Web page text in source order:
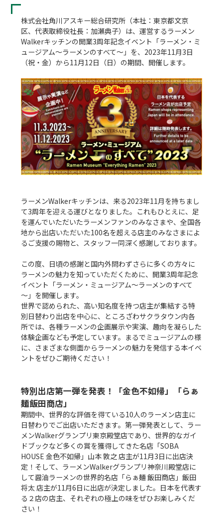
株式会社角川アスキー総合研究所（本社：東京都文京
区、代表取締役社長：加瀬典子）は、運営するラーメン
Walkerキッチンの開業3周年記念イベント「ラーメン・ミ
ュージアム～ラーメンのすべて～」を、2023年11月3日
（祝・金）から11月12日（日）の期間、開催します。
ラーメンWalkerキッチンは、来る2023年11月を持ちまし
て3周年を迎える運びとなりました。これもひとえに、足
を運んでいただいたラーメンファンのみなさまや、全国各
地から出店いただいた100名を超える店主のみなさまによ
るご支援の賜物と、スタッフ一同深く感謝しております。
この度、日頃の感謝と国内外問わずさらに多くの方々に
ラーメンの魅力を知っていただくために、開業3周年記念
イベント「ラーメン・ミュージアム～ラーメンのすべて
～」を開催します。
世界で認められた、高い知名度を持つ店主が集結する特
別日替わり出店を中心に、ところざわサクラタウン内各
所では、各種ラーメンの企画展示や実演、趣向を凝らした
体験企画なども予定しています。まるでミュージアムの様
に、さまざまな側面からラーメンの魅力を発信する本イベ
ントをぜひご期待ください！
特別出店第一弾を発表！「金色不如帰」「らぁ
麺飯田商店」
期間中、世界的な評価を得ている10人のラーメン店主に
日替わりでご出店いただきます。第一弾発表として、ラー
メンWalkerグランプリ東京殿堂店であり、世界的なガイ
ドブックなど多くの賞を獲得してきた名店「SOBA
HOUSE 金色不如帰」山本 敦之 店主が11月3日に出店決
定！そして、ラーメンWalkerグランプリ神奈川殿堂店に
して醤油ラーメンの世界的名店「らぁ麺 飯田商店」飯田
将太 店主が11月6日に出店が決定しました。日本を代表す
る２店の店主、それぞれの極上の味をぜひお楽しみくだ
さい！